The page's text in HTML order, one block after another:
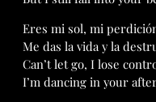
Eres mi sol, mi
Me das la vida y la
Can’t let go, I lose
I’m dancing in your